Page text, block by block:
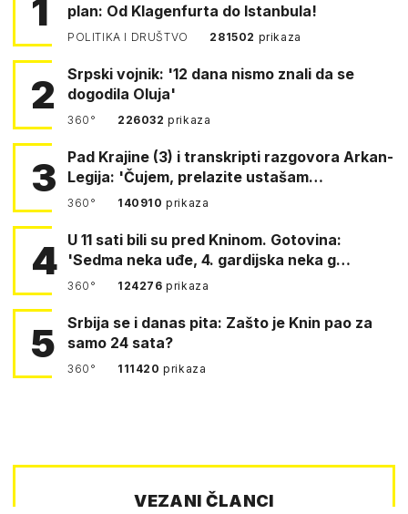
1
plan: Od Klagenfurta do Istanbula!
POLITIKA I DRUŠTVO 281502 prikaza
2
Srpski vojnik: '12 dana nismo znali da se
dogodila Oluja'
360° 226032prikaza
3
Pad Krajine (3) i transkripti razgovora Arkan-
Legija: 'Čujem, prelazite ustašam…
360° 140910prikaza
4 U 11 sati bili su pred Kninom. Gotovina:
'Sedma neka uđe, 4. gardijska neka g…
360° 124276prikaza
5
Srbija se i danas pita: Zašto je Knin pao za
samo 24 sata?
360° 111420prikaza
VEZANI ČLANCI